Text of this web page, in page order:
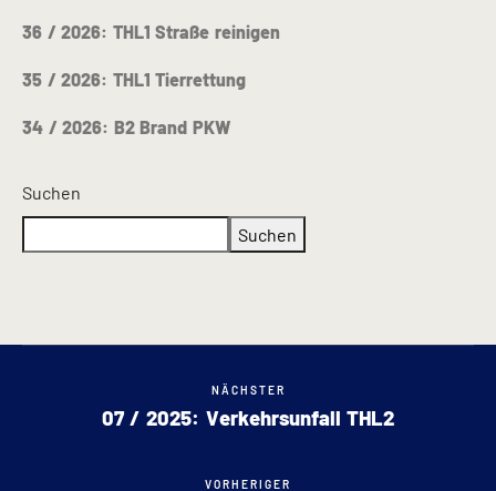
36 / 2026: THL1 Straße reinigen
35 / 2026: THL1 Tierrettung
34 / 2026: B2 Brand PKW
Suchen
Suchen
NÄCHSTER
07 / 2025: Verkehrsunfall THL2
VORHERIGER